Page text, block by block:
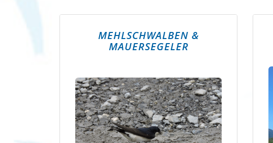
MEHLSCHWALBEN &
MAUERSEGELER